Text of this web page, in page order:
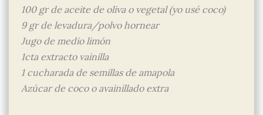
100 gr de aceite de oliva o vegetal (yo usé coco)
9 gr de levadura/polvo hornear
Jugo de medio limón
1cta extracto vainilla
1 cucharada de semillas de amapola
Azúcar de coco o avainillado extra